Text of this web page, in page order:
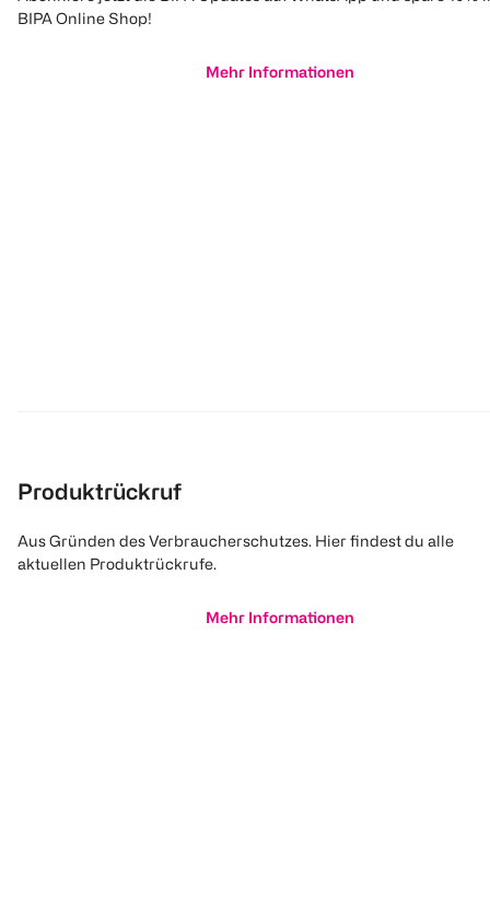
BIPA Online Shop!
Mehr Informationen
Produktrückruf
Aus Gründen des Verbraucherschutzes. Hier findest du alle
aktuellen Produktrückrufe.
Mehr Informationen